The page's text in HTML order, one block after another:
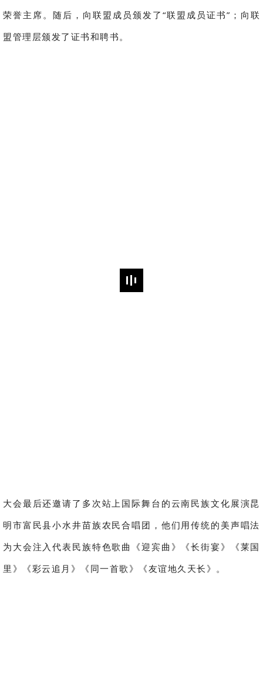
荣誉主席。随后，向联盟成员颁发了“联盟成员证书”；向联
盟管理层颁发了证书和聘书。
大会最后还邀请了多次站上国际舞台的云南民族文化展演昆
明市富民县小水井苗族农民合唱团，他们用传统的美声唱法
为大会注入代表民族特色歌曲《迎宾曲》《长街宴》《莱国
里》《彩云追月》《同一首歌》《友谊地久天长》。